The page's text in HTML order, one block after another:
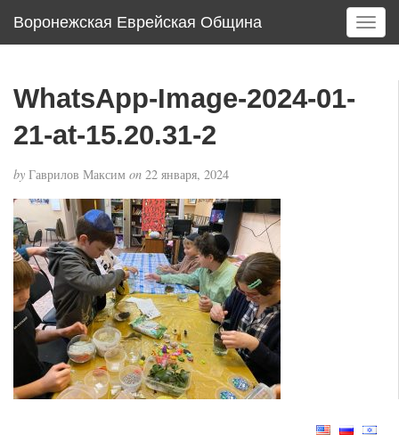
Воронежская Еврейская Община
T
o
WhatsApp-Image-2024-01-
21-at-15.20.31-2
by Гаврилов Максим on 22 января, 2024